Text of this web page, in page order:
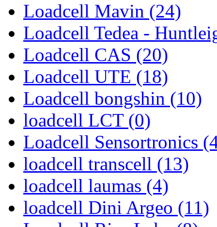
Loadcell Mavin (24)
Loadcell Tedea -
Loadcell CAS (20)
Loadcell UTE (18)
Loadcell bongshin (10)
loadcell LCT (0)
Loadcell Sensortronics
loadcell transcell (13)
loadcell laumas (4)
loadcell Dini Argeo (11)